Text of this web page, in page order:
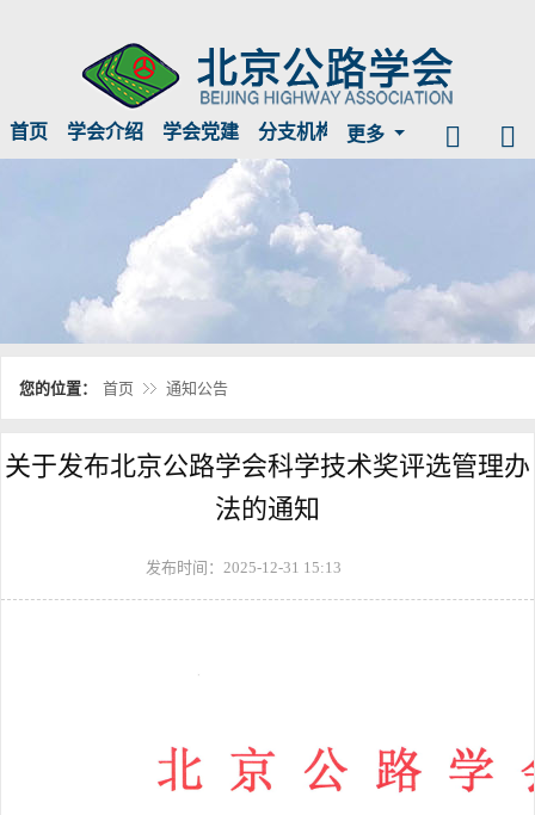
首页 学会介绍 学会党建 分支机构 临时公示 信息公开
更多
您的位置： 首页 通知公告
关于发布北京公路学会科学技术奖评选管理办
法的通知
发布时间：2025-12-31 15:13